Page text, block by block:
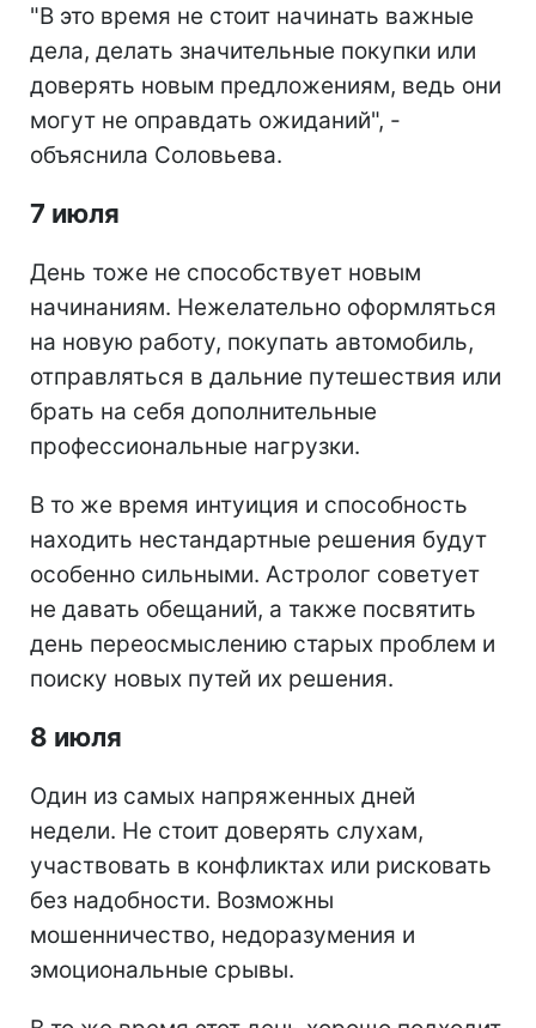
"В это время не стоит начинать важные
дела, делать значительные покупки или
доверять новым предложениям, ведь они
могут не оправдать ожиданий", -
объяснила Соловьева.
7 июля
День тоже не способствует новым
начинаниям. Нежелательно оформляться
на новую работу, покупать автомобиль,
отправляться в дальние путешествия или
брать на себя дополнительные
профессиональные нагрузки.
В то же время интуиция и способность
находить нестандартные решения будут
особенно сильными. Астролог советует
не давать обещаний, а также посвятить
день переосмыслению старых проблем и
поиску новых путей их решения.
8 июля
Один из самых напряженных дней
недели. Не стоит доверять слухам,
участвовать в конфликтах или рисковать
без надобности. Возможны
мошенничество, недоразумения и
эмоциональные срывы.